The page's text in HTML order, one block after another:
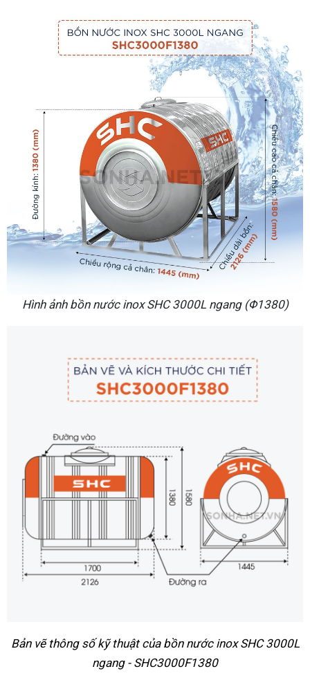
Hình ảnh bồn nước inox SHC 3000L ngang (Φ1380)
Bản vẽ thông số kỹ thuật của bồn nước inox SHC 3000L
ngang - SHC3000F1380